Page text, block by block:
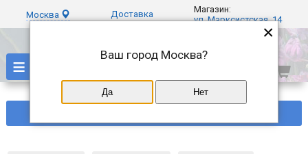
Москва Доставка
Магазин:
ул. Марксистская, 14
≡
×
Ваш город Москва?
Да Нет